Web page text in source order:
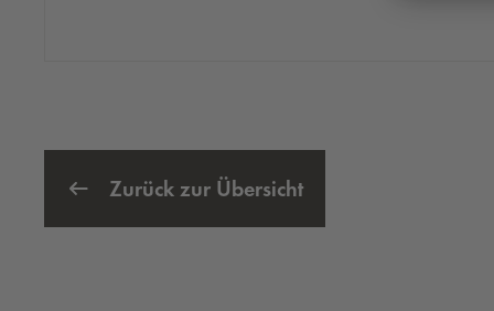
Zurück zur Übersicht